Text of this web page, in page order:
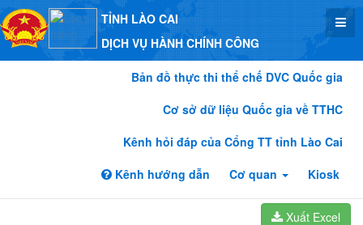
TỈNH LÀO CAI
DỊCH VỤ HÀNH CHÍNH CÔNG
Bản đồ thực thi thể chế DVC Quốc gia
Cơ sở dữ liệu Quốc gia về TTHC
Kênh hỏi đáp của Cổng TT tỉnh Lào Cai
Kênh hướng dẫn
Cơ quan Kiosk
Xuất Excel